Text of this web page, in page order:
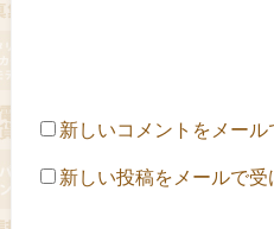
新しいコメントをメール
新しい投稿をメールで受